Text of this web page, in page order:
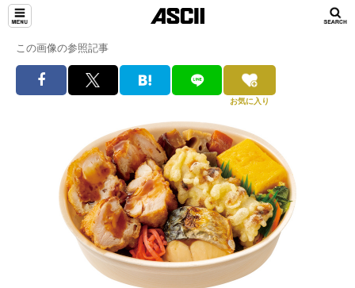
この画像の参照記事
お気に入り